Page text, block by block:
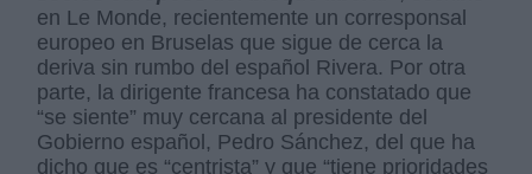
en Le Monde, recientemente un corresponsal
europeo en Bruselas que sigue de cerca la
deriva sin rumbo del español Rivera. Por otra
parte, la dirigente francesa ha constatado que
“se siente” muy cercana al presidente del
Gobierno español, Pedro Sánchez, del que ha
dicho que es “centrista” y que “tiene prioridades